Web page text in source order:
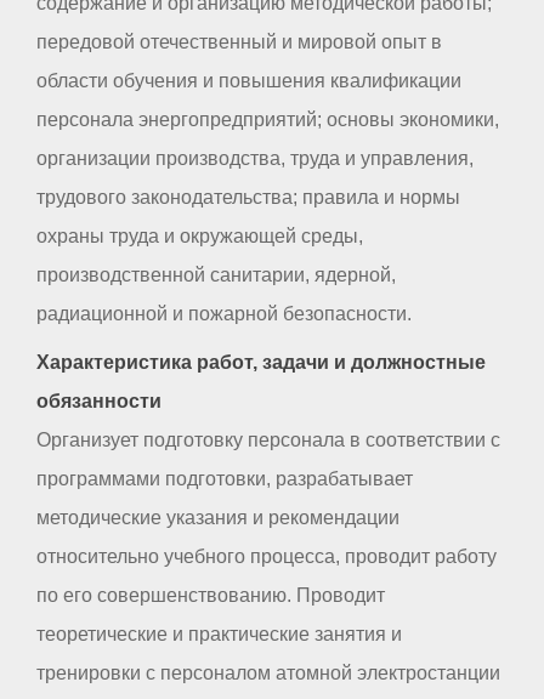
передовой отечественный и мировой опыт в
области обучения и повышения квалификации
персонала энергопредприятий; основы экономики,
организации производства, труда и управления,
трудового законодательства; правила и нормы
охраны труда и окружающей среды,
производственной санитарии, ядерной,
радиационной и пожарной безопасности.
Характеристика работ, задачи и должностные
обязанности
Организует подготовку персонала в соответствии с
программами подготовки, разрабатывает
методические указания и рекомендации
относительно учебного процесса, проводит работу
по его совершенствованию. Проводит
теоретические и практические занятия и
тренировки с персоналом атомной электростанции